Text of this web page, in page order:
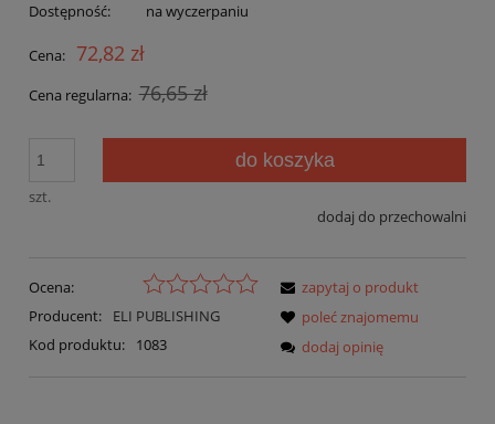
Dostępność: na wyczerpaniu
Cena: 72,82 zł
Cena regularna: 76,65 zł
szt.
do koszyka
dodaj do przechowalni
Ocena:
Producent:
ELI PUBLISHING
Kod produktu:
1083
zapytaj o produkt
poleć znajomemu
dodaj opinię